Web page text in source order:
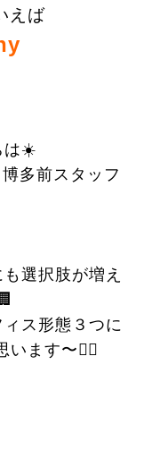
えば
は☀️
多前スタッフ
選択肢が増え
ス形態３つに
ます〜💁‍♀️